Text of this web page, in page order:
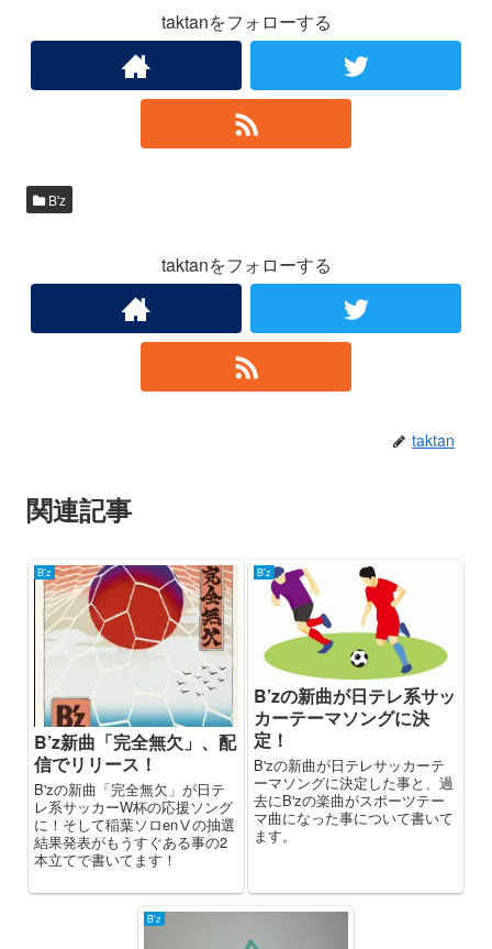
taktanをフォローする
B'z
taktanをフォローする
taktan
関連記事
B'z
B’z新曲「完全無欠」、配
信でリリース！
B'zの新曲「完全無欠」が日テ
レ系サッカーW杯の応援ソング
に！そして稲葉ソロenⅤの抽選
結果発表がもうすぐある事の2
本立てで書いてます！
B'z
B’zの新曲が日テレ系サッ
カーテーマソングに決
定！
B'zの新曲が日テレサッカーテ
ーマソングに決定した事と、過
去にB'zの楽曲がスポーツテー
マ曲になった事について書いて
ます。
B'z